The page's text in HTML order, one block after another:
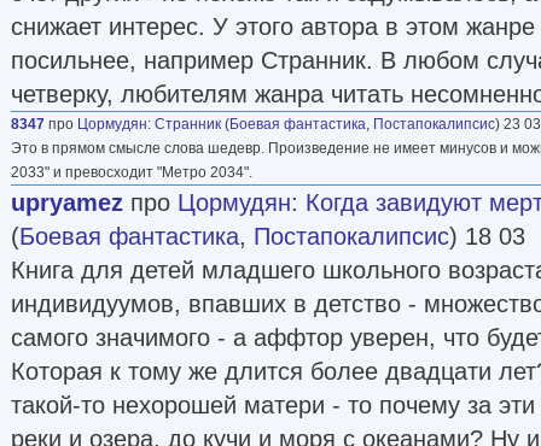
снижает интерес. У этого автора в этом
посильнее, например Странник. В любом
четверку, любителям жанра читать
8347 про Цормудян: Странник (Боевая фантастика, Постапокалипсис) 23 03
Это в прямом смысле слова шедевр. Произведение не имеет минусов и
2033" и превосходит "Метро 2034".
upryamez про Цормудян: Когда завидуют
(Боевая фантастика, Постапокалипсис) 18 03
Книга для детей младшего школьного
индивидуумов, впавших в детство -
самого значимого - а аффтор уверен, что
Которая к тому же длится более двадцати
такой-то нехорошей матери - то почему за
реки и озера, до кучи и моря с океанами? Ну